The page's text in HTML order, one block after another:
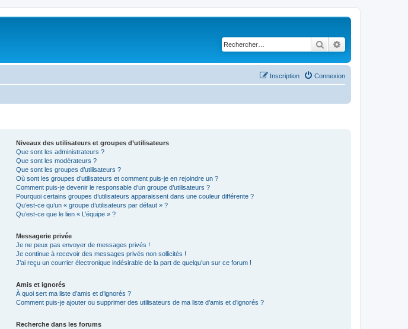
Rechercher
Connexion
Inscription
Niveaux des utilisateurs et groupes d’utilisateurs
Que sont les administrateurs ?
Que sont les modérateurs ?
Que sont les groupes d’utilisateurs ?
Où sont les groupes d’utilisateurs et comment puis-je en rejoindre un ?
Comment puis-je devenir le responsable d’un groupe d’utilisateurs ?
Pourquoi certains groupes d’utilisateurs apparaissent dans une couleur différente ?
Qu’est-ce qu’un « groupe d’utilisateurs par défaut » ?
Qu’est-ce que le lien « L’équipe » ?
Messagerie privée
Je ne peux pas envoyer de messages privés !
Je continue à recevoir des messages privés non sollicités !
J’ai reçu un courrier électronique indésirable de la part de quelqu’un sur ce forum !
Amis et ignorés
À quoi sert ma liste d’amis et d’ignorés ?
Comment puis-je ajouter ou supprimer des utilisateurs de ma liste d’amis et d’ignorés ?
Recherche dans les forums